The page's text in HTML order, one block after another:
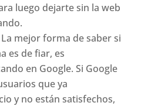
luego dejarte sin la web
La mejor forma de saber si
es de fiar, es
en Google. Si Google
que ya
y no están satisfechos,